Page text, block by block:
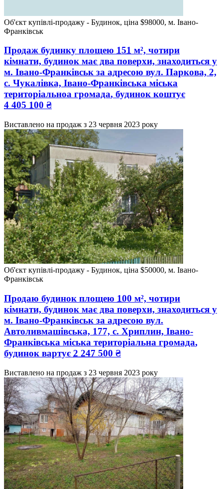
Об'єкт купівлі-продажу - Будинок, ціна $98000, м. Івано-
Франківськ
Продаж будинку площею 151 м², чотири
кімнати, будинок має два поверхи, знаходиться у
м. Івано-Франківськ за адресою вул. Паркова, 2,
с. Чукалівка, Івано-Франківська міська
територіальноа громада, будинок коштує
4 405 100 ₴
Виставлено на продаж з 23 червня 2023 року
Об'єкт купівлі-продажу - Будинок, ціна $50000, м. Івано-
Франківськ
Продаю будинок площею 100 м², чотири
кімнати, будинок має два поверхи, знаходиться у
м. Івано-Франківськ за адресою вул.
Автоливмашівська, 177, с. Хриплин, Івано-
Франківська міська територіальна громада,
будинок вартує 2 247 500 ₴
Виставлено на продаж з 23 червня 2023 року